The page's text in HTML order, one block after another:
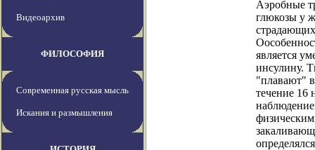
Видеоархив
ФИЛОСОФИЯ
Современная русская мысль
Искания и размышления
Аэробные
глюкозы у
является
инсулину.
"плавают" в
течение 16